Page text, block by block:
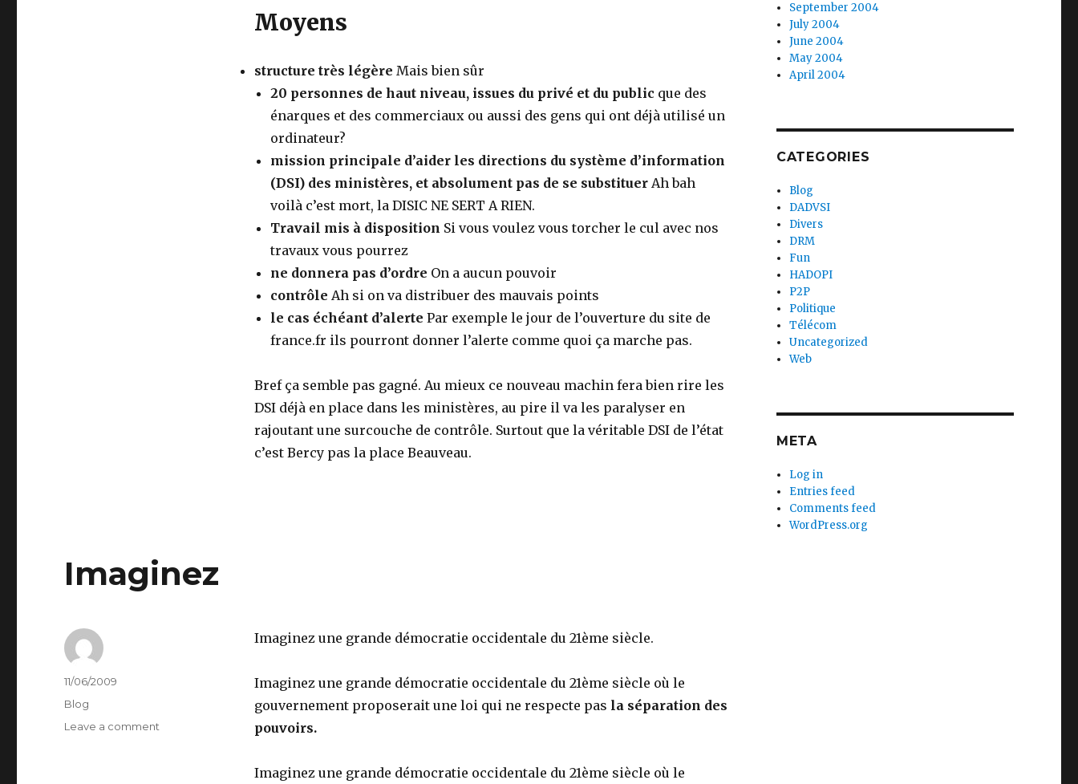
Moyens
structure très légère Mais bien sûr
20 personnes de haut niveau, issues du privé et du public que des
énarques et des commerciaux ou aussi des gens qui ont déjà utilisé un
ordinateur?
mission principale d’aider les directions du système d’information
(DSI) des ministères, et absolument pas de se substituerAh bah
voilà c’est mort, la DISIC NE SERT A RIEN.
Travail mis à disposition Si vous voulez vous torcher le cul avec nos
travaux vous pourrez
ne donnera pas d’ordre On a aucun pouvoir
contrôle Ah si on va distribuer des mauvais points
le cas échéant d’alerte Par exemple le jour de l’ouverture du site de
france.fr ils pourront donner l’alerte comme quoi ça marche pas.
Bref ça semble pas gagné. Au mieux ce nouveau machin fera bien rire les
DSI déjà en place dans les ministères, au pire il va les paralyser en
rajoutant une surcouche de contrôle. Surtout que la véritable DSI de l’état
c’est Bercy pas la place Beauveau.
Imaginez
Imaginez une grande démocratie occidentale du 21ème siècle.
Imaginez une grande démocratie occidentale du 21ème siècle où le
gouvernement proposerait une loi qui ne respecte pas la séparation des
pouvoirs.
Imaginez une grande démocratie occidentale du 21ème siècle où le
Author
Posted
on
11/06/2009
Categories
Blog
Leave a comment
September 2004
July 2004
June 2004
May 2004
April 2004
CATEGORIES
Blog
DADVSI
Divers
DRM
Fun
HADOPI
P2P
Politique
Télécom
Uncategorized
Web
META
Log in
Entries feed
Comments feed
WordPress.org